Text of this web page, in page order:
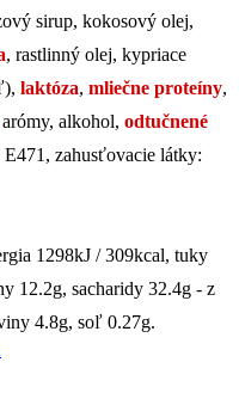
sirup, kokosový olej,
, rastlinný olej, kypriace
laktóza, mliečne proteíny,
arómy, alkohol, odtučnené
E471, zahusťovacie látky:
1298kJ / 309kcal, tuky
12.2g, sacharidy 32.4g - z
4.8g, soľ 0.27g.